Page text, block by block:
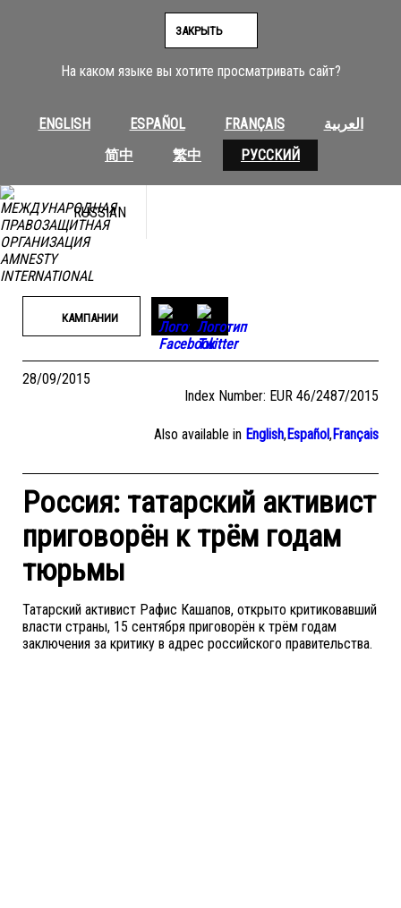
На каком языке вы хотите просматривать сайт?
ENGLISH ESPAÑOL FRANÇAIS
العربية
简中
繁中 РУССКИЙ
ЗАКРЫТЬ
RUSSIAN
КАМПАНИИ
28/09/2015
Index Number: EUR 46/2487/2015
Also available in English,Español,Français
Россия: татарский активист
приговорён к трём годам
тюрьмы
Татарский активист Рафис Кашапов, открыто критиковавший
власти страны, 15 сентября приговорён к трём годам
заключения за критику в адрес российского правительства.